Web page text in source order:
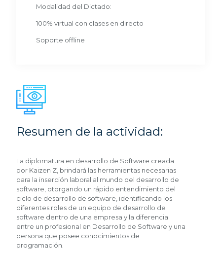
Modalidad del Dictado:
100% virtual con clases en directo
Soporte offline
Resumen de la actividad:
La diplomatura en desarrollo de Software creada
por Kaizen Z, brindará las herramientas necesarias
para la inserción laboral al mundo del desarrollo de
software, otorgando un rápido entendimiento del
ciclo de desarrollo de software, identificando los
diferentes roles de un equipo de desarrollo de
software dentro de una empresa y la diferencia
entre un profesional en Desarrollo de Software y una
persona que posee conocimientos de
programación.